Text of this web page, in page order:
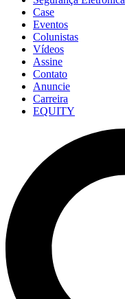
Case
Eventos
Colunistas
Vídeos
Assine
Contato
Anuncie
Carreira
EQUITY